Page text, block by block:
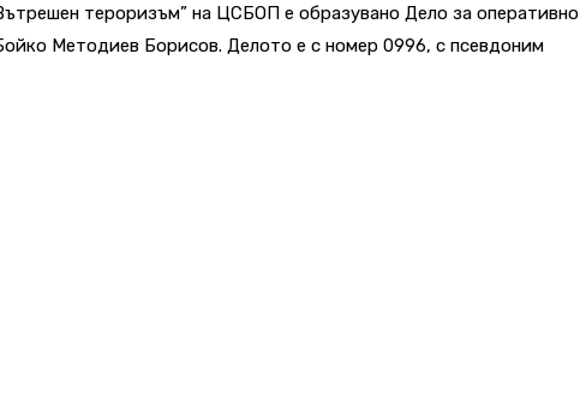
тероризъм” на ЦСБОП е образувано Дело за оперативно
Методиев Борисов. Делото е с номер 0996, с псевдоним